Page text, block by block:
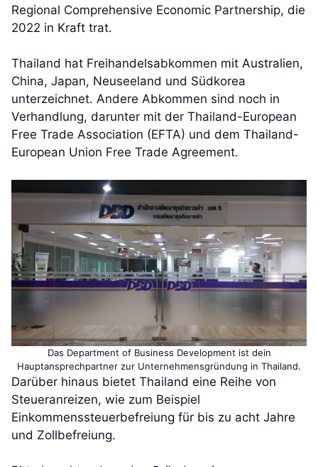
Regional Comprehensive Economic Partnership, die
2022 in Kraft trat.
Thailand hat Freihandelsabkommen mit Australien,
China, Japan, Neuseeland und Südkorea
unterzeichnet. Andere Abkommen sind noch in
Verhandlung, darunter mit der Thailand-European
Free Trade Association (EFTA) und dem Thailand-
European Union Free Trade Agreement.
Das Department of Business Development ist dein
Hauptansprechpartner zur Unternehmensgründung in Thailand.
Darüber hinaus bietet Thailand eine Reihe von
Steueranreizen, wie zum Beispiel
Einkommenssteuerbefreiung für bis zu acht Jahre
und Zollbefreiung.